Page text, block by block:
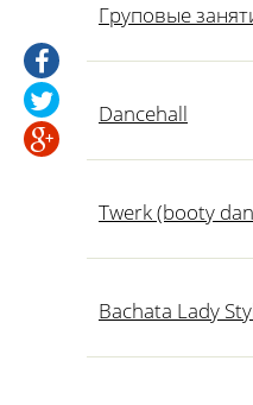
Груповые
Dancehall
Twerk (booty
Bachata Lady